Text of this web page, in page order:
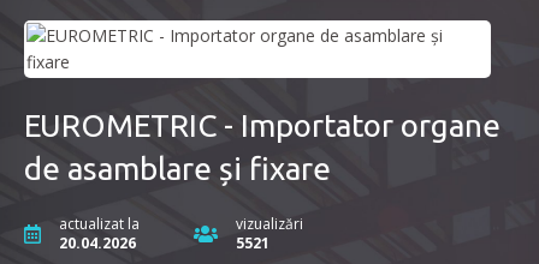
EUROMETRIC - Importator organe
de asamblare și fixare
actualizat la
20.04.2026
vizualizări
5521